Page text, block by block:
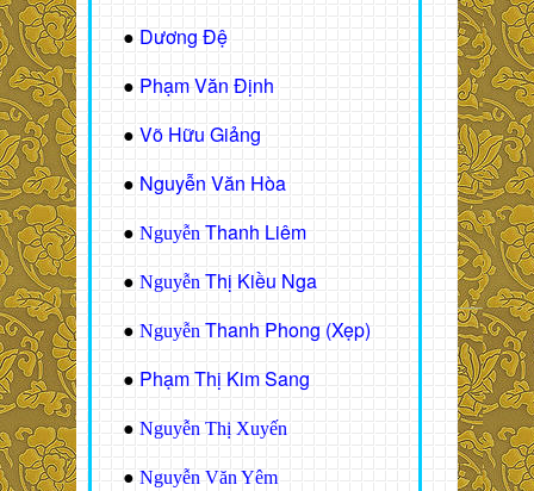
● Dương Đệ
● Phạm Văn Định
● Võ Hữu Giảng
● Nguyễn Văn Hòa
● Nguyễn Thanh Liêm
● Nguyễn Thị Kiều Nga
● Nguyễn Thanh Phong (Xẹp)
● Phạm Thị Kim Sang
● Nguyễn Thị Xuyến
● Nguyễn Văn Yêm